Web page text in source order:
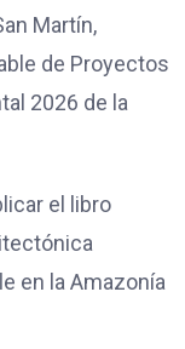
Martín,
de Proyectos
2026 de la
el libro
en la Amazonía